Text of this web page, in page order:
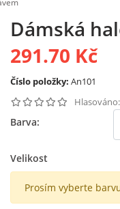
Dámská
291.70 Kč
Číslo položky: An101
Barva:
Velikost
Prosím vyberte